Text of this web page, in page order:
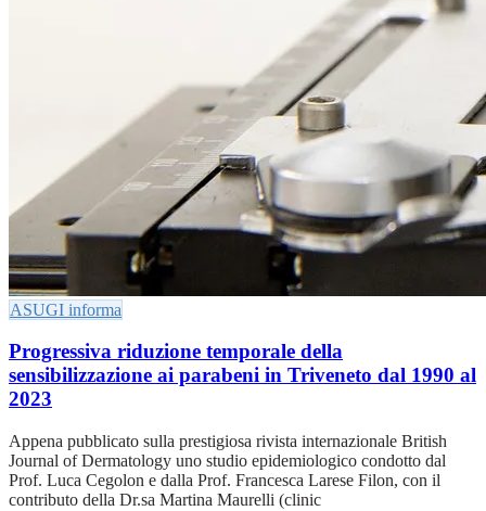
ASUGI informa
Progressiva riduzione temporale della
sensibilizzazione ai parabeni in Triveneto dal 1990 al
2023
Appena pubblicato sulla prestigiosa rivista internazionale British
Journal of Dermatology uno studio epidemiologico condotto dal
Prof. Luca Cegolon e dalla Prof. Francesca Larese Filon, con il
contributo della Dr.sa Martina Maurelli (clinic